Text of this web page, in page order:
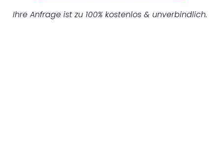
Ihre Anfrage ist zu 100% kostenlos & unverbindlich.